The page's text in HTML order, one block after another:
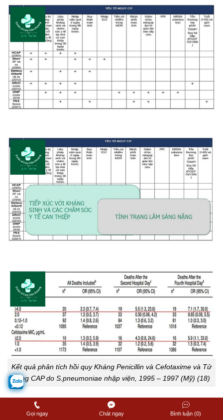
Kết quả phân tích hồi quy Kháng Penicillin và Cefotaxime và Tử
vong CAP do S.pneumoniae nhập viện, 1995 – 1997 (Mỹ) (18)
Tác động từ vi sinh/mức độ nặng (11)
Gọi ngay Chát ngay Bình luận (0)